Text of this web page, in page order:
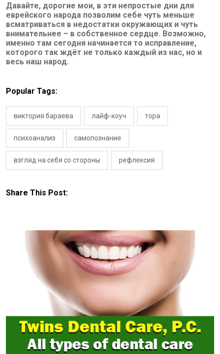
Давайте, дорогие мои, в эти непростые дни для
еврейского народа позволим себе чуть меньше
всматриваться в недостатки окружающих и чуть
внимательнее – в собственное сердце. Возможно,
именно там сегодня начинается то исправление,
которого так ждёт не только каждый из нас, но и
весь наш народ.
Popular Tags:
виктория бараева лайф-коуч тора
психоанализ самопознание
взгляд на себя со стороны рефлексия
Share This Post: